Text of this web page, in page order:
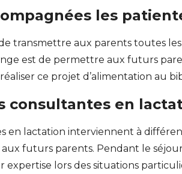
les
transmettre aux parents toutes
est de permettre aux futurs
ce projet d’alimentation au
consultantes en
lactation interviennent à
futurs parents. Pendant le
lors des situations